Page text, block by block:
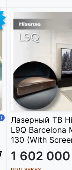
Лазерный ТВ
L9Q Barcelona
130 (With
1 602 000